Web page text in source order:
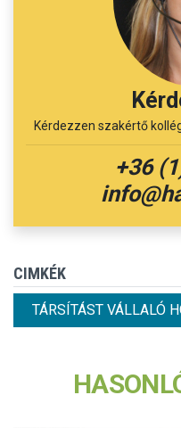
Kérdezzen szakértő
+36
CIMKÉK
TÁRSÍTÁST VÁLLALÓ